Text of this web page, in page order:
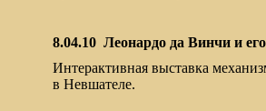
8.04.10 Леонардо да Винчи и
Интерактивная выставка
в Невшателе.